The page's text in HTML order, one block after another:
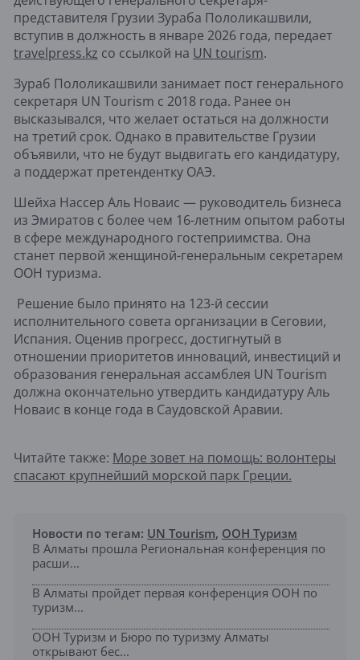
представителя Грузии Зураба Пололикашвили,
вступив в должность в январе 2026 года, передает
travelpress.kz со ссылкой на UN tourism.
Зураб Пололикашвили занимает пост генерального
секретаря UN Tourism с 2018 года. Ранее он
высказывался, что желает остаться на должности
на третий срок. Однако в правительстве Грузии
объявили, что не будут выдвигать его кандидатуру,
а поддержат претендентку ОАЭ.
Шейха Нассер Аль Новаис — руководитель бизнеса
из Эмиратов с более чем 16-летним опытом работы
в сфере международного гостеприимства. Она
станет первой женщиной-генеральным секретарем
ООН туризма.
Решение было принято на 123-й сессии
исполнительного совета организации в Сеговии,
Испания. Оценив прогресс, достигнутый в
отношении приоритетов инноваций, инвестиций и
образования генеральная ассамблея UN Tourism
должна окончательно утвердить кандидатуру Аль
Новаис в конце года в Саудовской Аравии.
Читайте также: Море зовет на помощь: волонтеры
спасают крупнейший морской парк Греции.
Новости по тегам: UN Tourism, ООН Туризм
В Алматы прошла Региональная конференция по
расши...
В Алматы пройдет первая конференция ООН по
туризм...
ООН Туризм и Бюро по туризму Алматы
открывают бес...